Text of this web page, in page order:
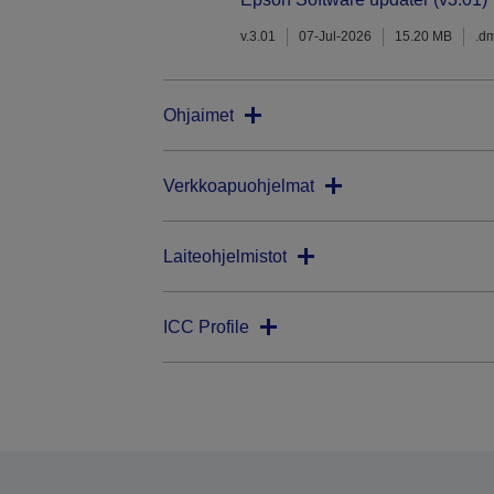
v.3.01 07-Jul-2026 15.20 MB
Ohjaimet
Verkkoapuohjelmat
Laiteohjelmistot
ICC Profile